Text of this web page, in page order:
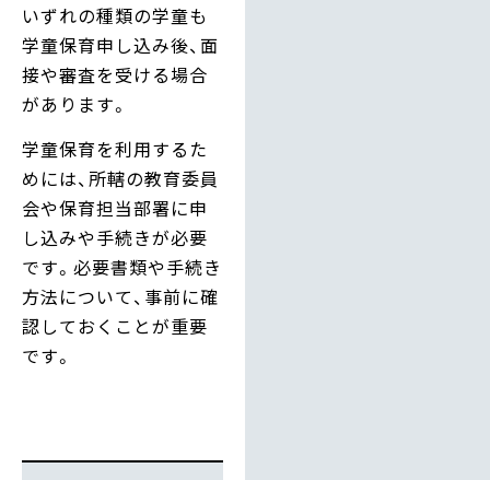
いずれの種類の学童も
学童保育申し込み後、面
接や審査を受ける場合
があります。
学童保育を利用するた
めには、所轄の教育委員
会や保育担当部署に申
し込みや手続きが必要
です。必要書類や手続き
方法について、事前に確
認しておくことが重要
です。